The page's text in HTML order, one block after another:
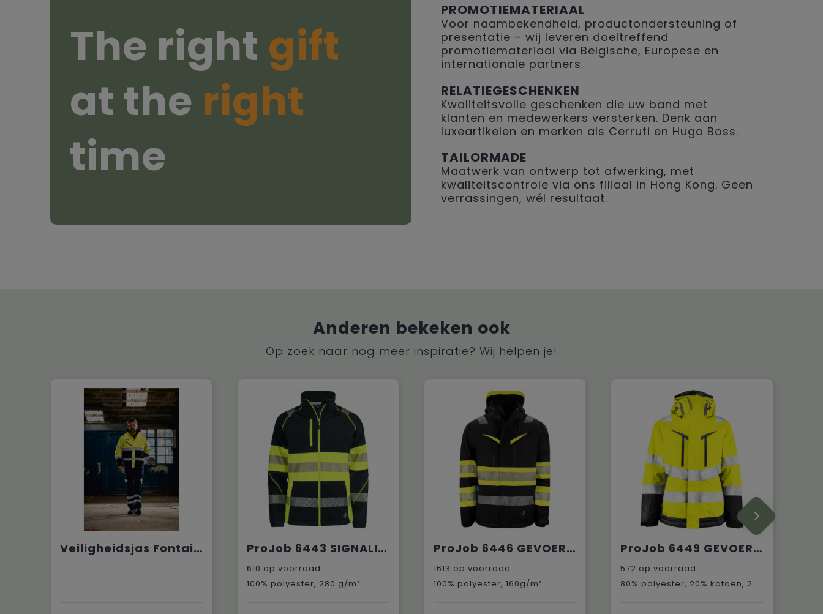
The right gift
at the right
time
PROMOTIEMATERIAAL
Voor naambekendheid, productondersteuning of
presentatie – wij leveren doeltreffend
promotiemateriaal via Belgische, Europese en
internationale partners.
RELATIEGESCHENKEN
Kwaliteitsvolle geschenken die uw band met
klanten en medewerkers versterken. Denk aan
luxeartikelen en merken als Cerruti en Hugo Boss.
TAILORMADE
Maatwerk van ontwerp tot afwerking, met
kwaliteitscontrole via ons filiaal in Hong Kong. Geen
verrassingen, wél resultaat.
Anderen bekeken ook
Op zoek naar nog meer inspiratie? Wij helpen je!
Veiligheidsjas Fontaine ProJob 6443 SIGNALISATIESOFTSHELL EN ISO 20471 KLASSE 1
610 op voorraad
100% polyester, 280 g/m²
ProJob 6446 GEVOERDE SIGNALISATIEJAS EN ISO 20471 KLASSE 1
1613 op voorraad
100% polyester, 160g/m²
ProJob 6449 GEVOERDE SIGNALISATIEJAS DAMES EN ISO 20471 KLASSE 2/3
572 op voorraad
80% polyester, 20% katoen, 245 g/m²